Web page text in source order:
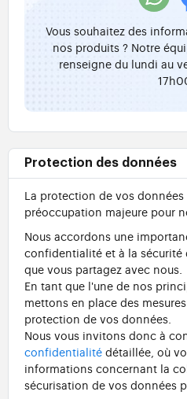
Vous souhaitez des
nos produits ? Notre
renseigne du lundi au
Protection des données
La protection de vos
préoccupation majeure pour
Nous accordons une
confidentialité et à la
que vous partagez avec nous.
En tant que l'une de nos
mettons en place des
protection de vos données.
Nous vous invitons donc à
confidentialité détaillée, où
informations concernant la
sécurisation de vos données